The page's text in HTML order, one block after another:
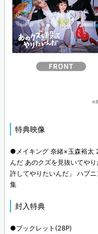
特典映像
●メイキング 奈緒×玉森裕太
んだ あのクズを見抜いてや
許してやりたいんだ」 ハプ
集
封入特典
●ブックレット(28P)